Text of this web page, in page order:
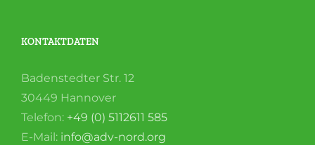
KONTAKTDATEN
Badenstedter Str. 12
30449 Hannover
Telefon: +49 (0) 5112611 585
E-Mail: info@adv-nord.org